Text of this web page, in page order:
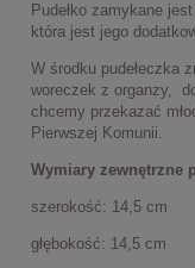
Pudełko zamykane
która jest jego
W środku pudełeczka
woreczek z organzy,
chcemy przekazać
Pierwszej Komunii.
Wymiary zewnętrzne
szerokość: 14,5 cm
głębokość: 14,5 cm